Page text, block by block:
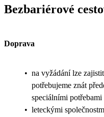
Bezbariérové
Doprava
• na vyžádání lze
potřebujeme znát
speciálními potřebami
• leteckými